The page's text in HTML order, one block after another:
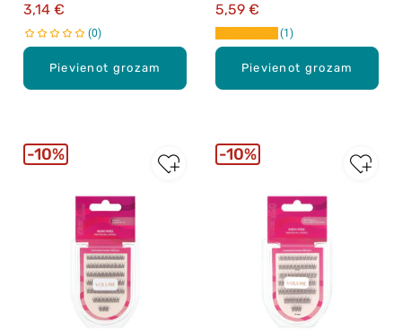
Pievienot grozam
3,14 €
0
Pievienot grozam
5,59 €
1
10% 10%